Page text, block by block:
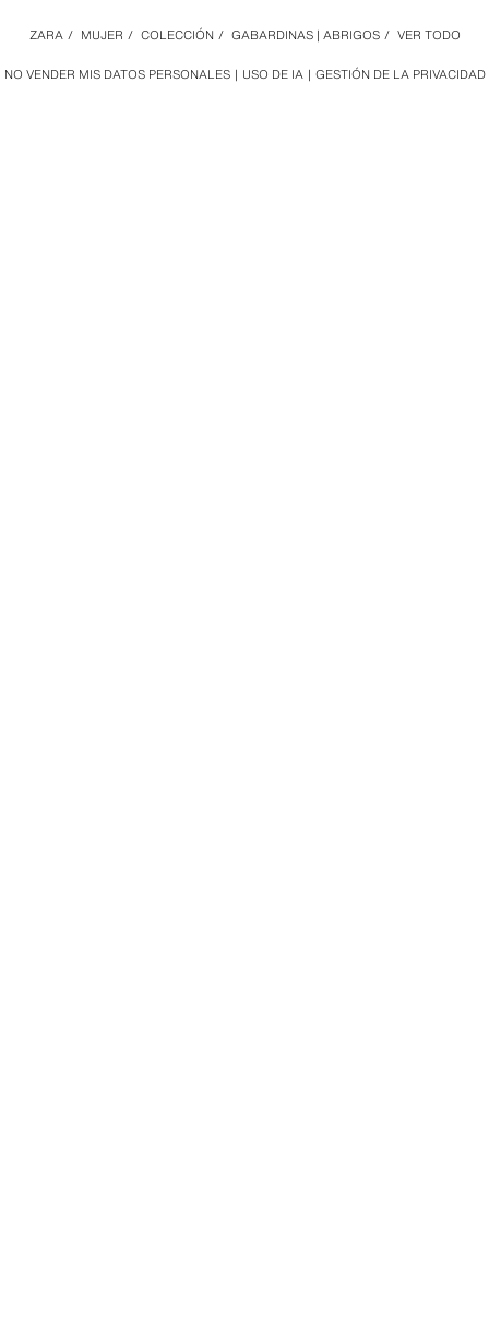
NO VENDER MIS DATOS PERSONALES USO DE IA GESTIÓN DE LA PRIVACIDAD
ZARA / MUJER / COLECCIÓN / GABARDINAS | ABRIGOS / VER TODO